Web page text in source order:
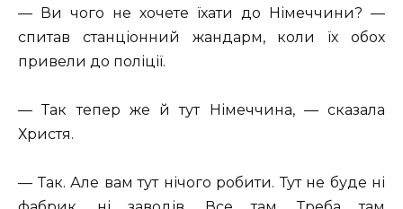
— Ви чого не хочете їхати до Німеччини? —
спитав станціонний жандарм, коли їх обох
привели до поліції.
— Так тепер же й тут Німеччина, — сказала
Христя.
— Так. Але вам тут нічого робити. Тут не буде ні